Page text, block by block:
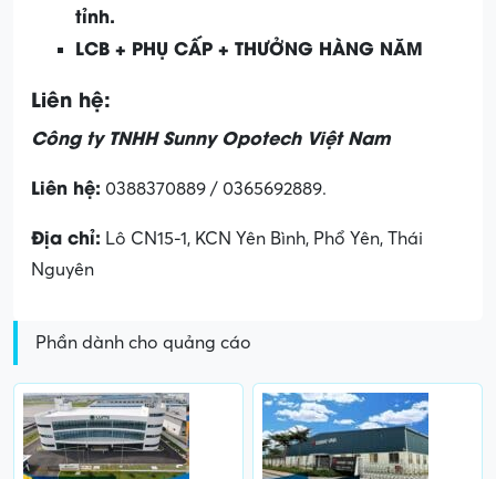
tỉnh.
LCB + PHỤ CẤP + THƯỞNG HÀNG NĂM
Liên hệ:
Công ty TNHH Sunny Opotech Việt Nam
Liên hệ: 0388370889 / 0365692889.
Địa chỉ: Lô CN15-1, KCN Yên Bình, Phổ Yên, Thái
Nguyên
Phần dành cho quảng cáo